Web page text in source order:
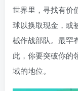
世界里，寻找有价
球以换取现金，或
械作战部队。最罕
此，你要突破你的
域的地位。